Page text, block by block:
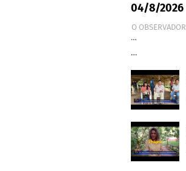
04/8/2026
O OBSERVADOR
…
…